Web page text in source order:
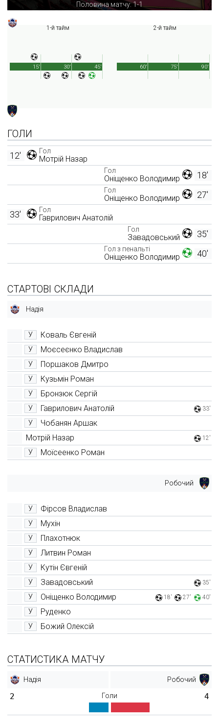
Половина матчу: 1-1
1-й тайм
45'
15' 30'
2-й тайм
90'
60' 75'
ГОЛИ
Гол
Мотрій Назар
12'
18'
Гол
Оніщенко Володимир
27'
Гол
Оніщенко Володимир
Гол
Гаврилович Анатолій
33'
35'
Гол
Завадовський
40'
Гол з пенальті
Оніщенко Володимир
СТАРТОВІ СКЛАДИ
Надія
У Коваль Євгеній
У Моєсеєнко Владислав
У Поршаков Дмитро
У Кузьмін Роман
У Бронзюк Сергій
У Гаврилович Анатолій 33'
У
Чобанян Аршак
Мотрій Назар
12'
У Моїсеенко Роман
Робочий
У Фірсов Владислав
У Мухін
У Плахотнюк
У Литвин Роман
У Кутін Євгеній
У Завадовський 35'
У Оніщенко Володимир 18' 27' 40'
У Руденко
У Божий Олексій
СТАТИСТИКА МАТЧУ
Надія Робочий
2 Голи 4